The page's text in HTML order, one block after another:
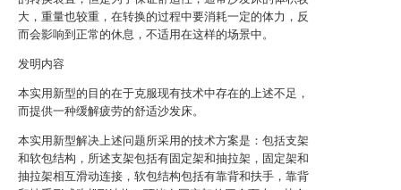
大，重量也较重，在转换的过程中要消耗一定的体力，反
而会影响到正常的休息，不适用在这样的场景中。
发明内容
本实用新型的目的在于克服现有技术中存在的上述不足，
而提供一种缓解疲劳的舒适沙发床。
本实用新型解决上述问题所采用的技术方案是：包括支架
和软包结构，所述支架包括有固定架和抽拉架，固定架和
抽拉架相互滑动连接，软包结构包括有靠背和扶手，靠背